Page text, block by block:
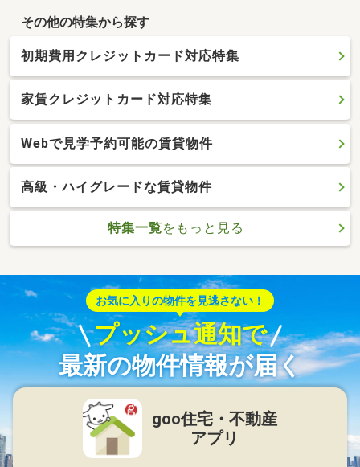
その他の特集から探す
初期費用クレジットカード対応特集
家賃クレジットカード対応特集
Webで見学予約可能の賃貸物件
高級・ハイグレードな賃貸物件
特集一覧をもっと見る
お気に入りの物件を見逃さない！
プッシュ通知で
最新の物件情報が届く
goo住宅・不動産
アプリ